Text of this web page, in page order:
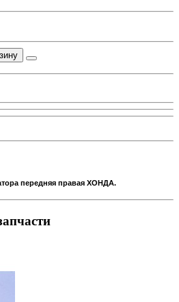
передняя правая ХОНДА.